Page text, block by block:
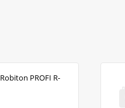
PROFI R-